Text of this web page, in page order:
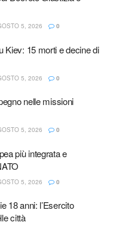
5, 2026 0
Kiev: 15 morti e decine di
5, 2026 0
nelle missioni
5, 2026 0
più integrata e
5, 2026 0
18 anni: l’Esercito
città